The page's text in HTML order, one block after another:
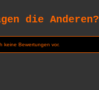
die Anderen?
keine Bewertungen vor.